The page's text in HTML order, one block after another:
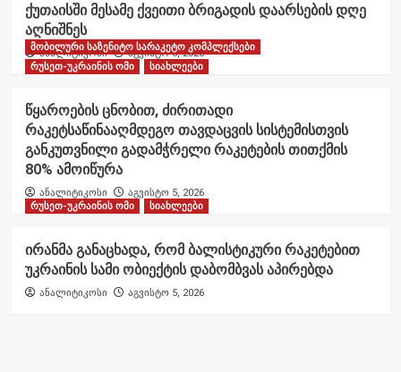
ქუთაისში მესამე ქვეითი ბრიგადის დაარსების დღე
აღნიშნეს
ანალიტიკოსი აგვისტო 6, 2026
მობილური საზენიტო სარაკეტო კომპლექსები
რუსეთ-უკრაინის ომი
სიახლეები
წყაროების ცნობით, ძირითადი
რაკეტსაწინააღმდეგო თავდაცვის სისტემისთვის
განკუთვნილი გადამჭრელი რაკეტების თითქმის
80% ამოიწურა
ანალიტიკოსი
აგვისტო 5, 2026
რუსეთ-უკრაინის ომი
სიახლეები
ირანმა განაცხადა, რომ ბალისტიკური რაკეტებით
უკრაინის სამი ობიექტის დაბომბვას აპირებდა
ანალიტიკოსი აგვისტო 5, 2026